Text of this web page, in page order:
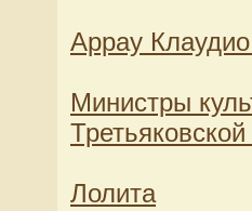
Аррау
Министры
Лолита